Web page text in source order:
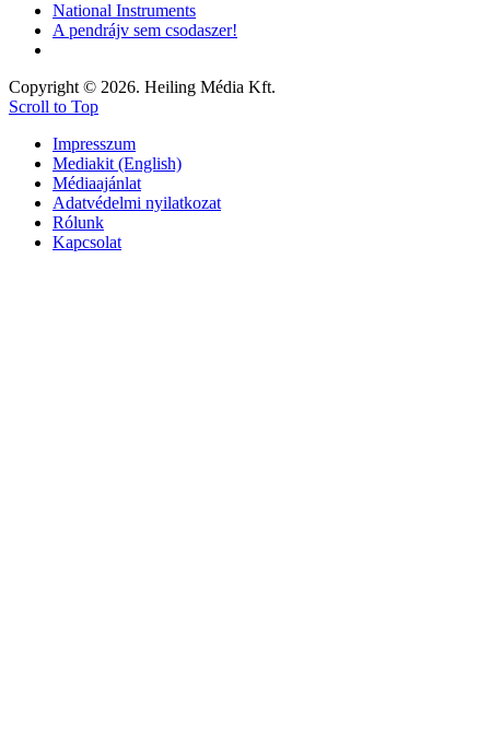
National Instruments
A pendrájv sem csodaszer!
Copyright © 2026. Heiling Média Kft.
Scroll to Top
Impresszum
Mediakit (English)
Médiaajánlat
Adatvédelmi nyilatkozat
Rólunk
Kapcsolat